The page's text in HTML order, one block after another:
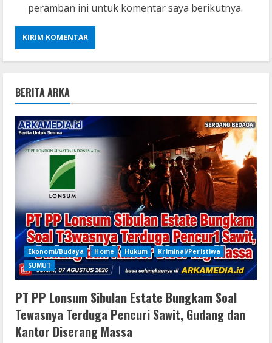
peramban ini untuk komentar saya berikutnya.
BERITA ARKA
Ekonomi/Budaya Home Hukum
Kriminal/Peristiwa
SUMUT
PT PP Lonsum Sibulan Estate Bungkam Soal
Tewasnya Terduga Pencuri Sawit, Gudang dan
Kantor Diserang Massa